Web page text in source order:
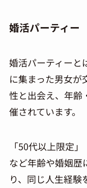
婚活パーティー
婚活パーティーと
に集まった男女が
性と出会え、年齢
催されています。
「50代以上限定
など年齢や婚姻歴
り、同じ人生経験